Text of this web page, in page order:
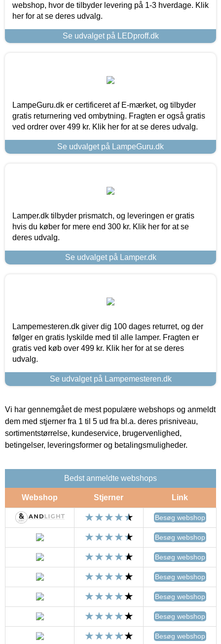
webshop, hvor de tilbyder levering på 1-3 hverdage. Klik
her for at se deres udvalg.
Se udvalget på LEDproff.dk
LampeGuru.dk er certificeret af E-mærket, og tilbyder
gratis returnering ved ombytning. Fragten er også gratis
ved ordrer over 499 kr. Klik her for at se deres udvalg.
Se udvalget på LampeGuru.dk
Lamper.dk tilbyder prismatch, og leveringen er gratis
hvis du køber for mere end 300 kr. Klik her for at se
deres udvalg.
Se udvalget på Lamper.dk
Lampemesteren.dk giver dig 100 dages returret, og der
følger en gratis lyskilde med til alle lamper. Fragten er
gratis ved køb over 499 kr. Klik her for at se deres
udvalg.
Se udvalget på Lampemesteren.dk
Vi har gennemgået de mest populære webshops og anmeldt
dem med stjerner fra 1 til 5 ud fra bl.a. deres prisniveau,
sortimentstørrelse, kundeservice, brugervenlighed,
betingelser, leveringsformer og betalingsmuligheder.
Bedst anmeldte webshops
Webshop Stjerner Link
Besøg webshop
Besøg webshop
Besøg webshop
Besøg webshop
Besøg webshop
Besøg webshop
Besøg webshop